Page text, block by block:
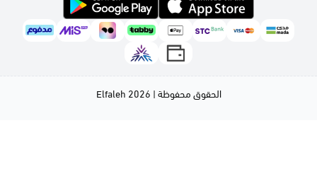
الحقوق محفوظة | 2026 Elfaleh